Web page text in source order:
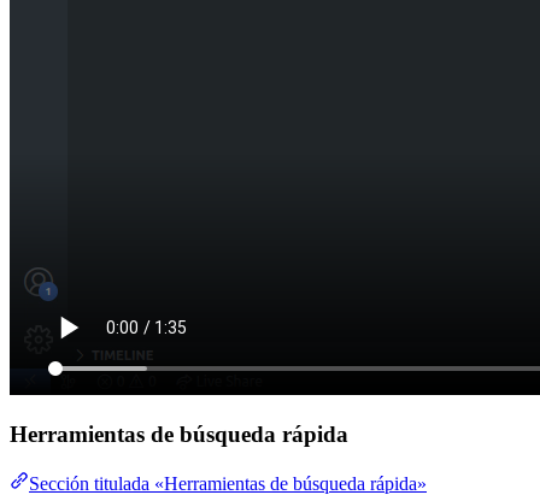
Herramientas de búsqueda rápida
Sección titulada «Herramientas de búsqueda rápida»